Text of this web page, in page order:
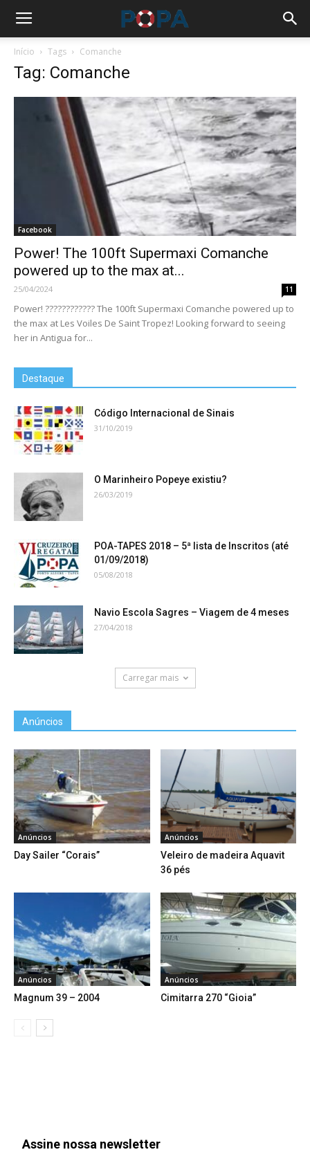
Início Tags Comanche
Tag: Comanche
Facebook
Power! The 100ft Supermaxi Comanche
powered up to the max at...
25/04/2024 11
Power! ???????????? The 100ft Supermaxi Comanche powered up to
the max at Les Voiles De Saint Tropez! Looking forward to seeing
her in Antigua for...
Destaque
Código Internacional de Sinais
31/10/2019
O Marinheiro Popeye existiu?
26/03/2019
POA-TAPES 2018 – 5ª lista de Inscritos (até
01/09/2018)
05/08/2018
Navio Escola Sagres – Viagem de 4 meses
27/04/2018
Carregar mais
Anúncios
Anúncios
Day Sailer “Corais”
Anúncios
Veleiro de madeira Aquavit
36 pés
Anúncios
Magnum 39 – 2004
Anúncios
Cimitarra 270 “Gioia”
Assine nossa newsletter